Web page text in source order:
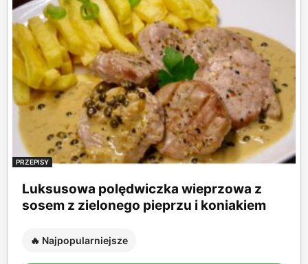
PRZEPISY
Luksusowa polędwiczka wieprzowa z
sosem z zielonego pieprzu i koniakiem
🔥 Najpopularniejsze